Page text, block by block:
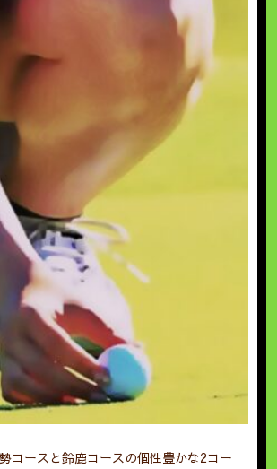
コースと鈴鹿コースの個性豊かな2コー